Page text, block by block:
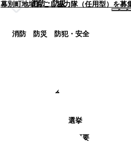
消防・防災
消防 防災 防犯・安全
町政情報
選挙
町の概要
幕別町地域おこし協力隊（任用型）を募